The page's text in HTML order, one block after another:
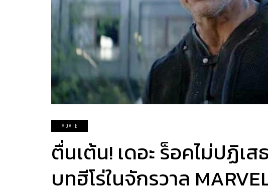
MOVIE
ตื่นเต้น! เดอะ ร็อคไม่ปฏิเ
บทฮีโร่ในจักรวาล